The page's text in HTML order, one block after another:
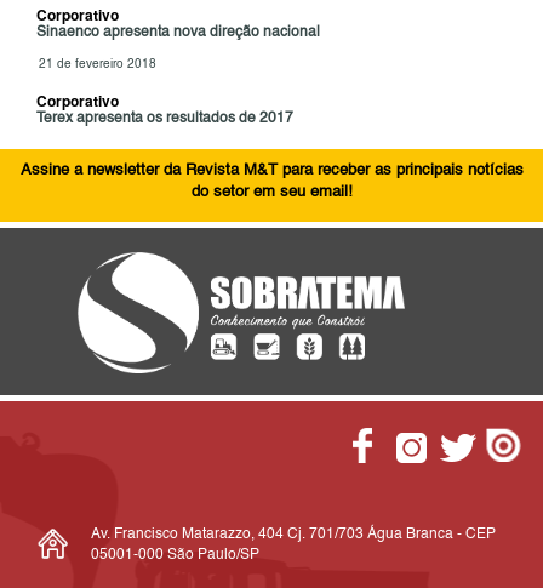
Corporativo
Sinaenco apresenta nova direção nacional
21 de fevereiro 2018
Corporativo
Terex apresenta os resultados de 2017
Assine a newsletter da Revista M&T para receber as principais notícias
do setor em seu email!
Av. Francisco Matarazzo, 404 Cj. 701/703 Água Branca - CEP
05001-000 São Paulo/SP